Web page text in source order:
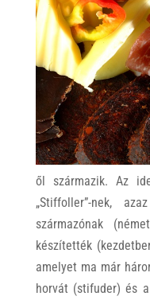
ől származik. Az
„Stiffoller”-nek,
származónak
készítették
amelyet ma már
horvát (stifuder) és